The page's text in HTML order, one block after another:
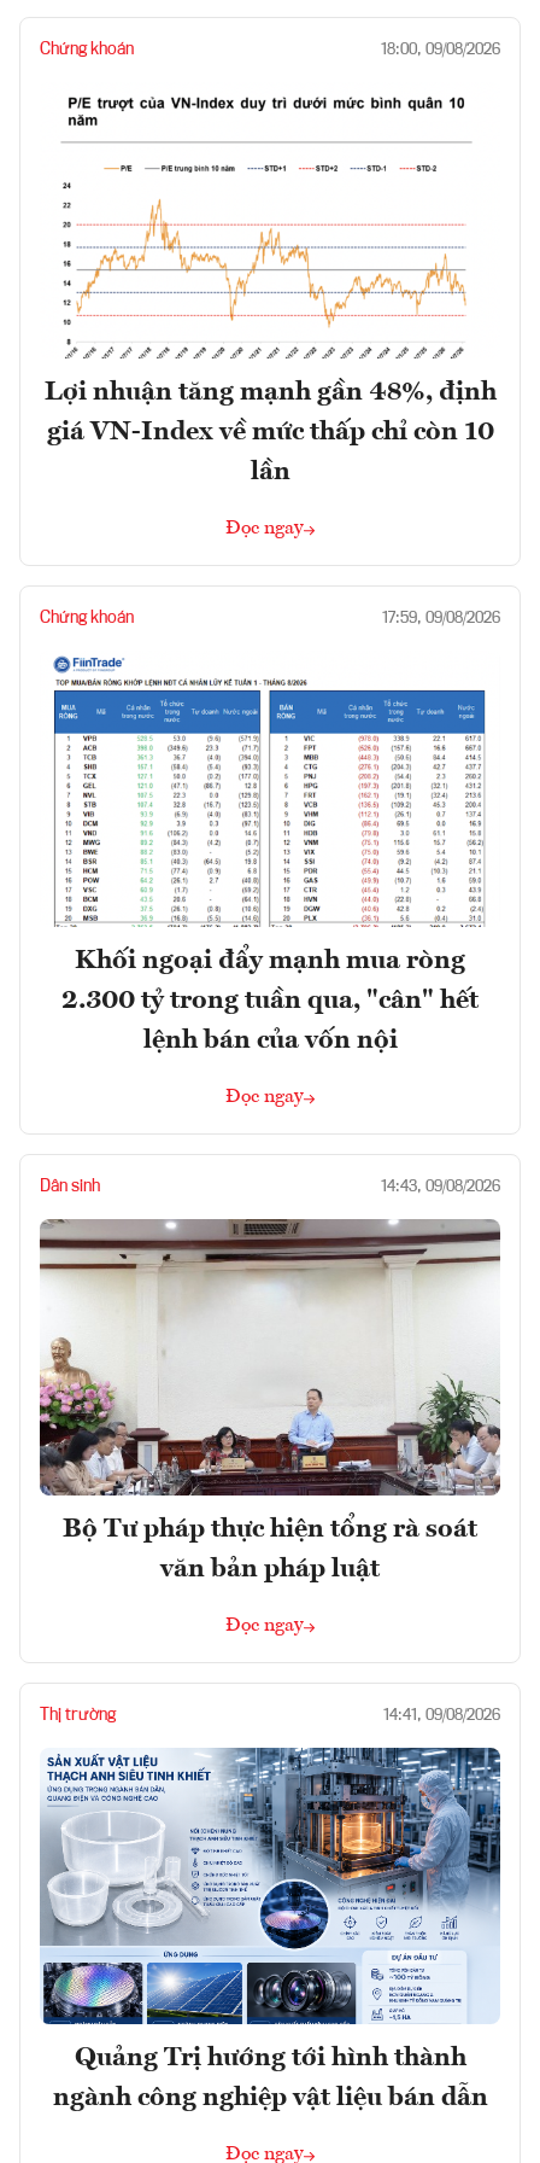
Chứng khoán 18:00, 09/08/2026
Lợi nhuận tăng mạnh gần 48%, định
giá VN-Index về mức thấp chỉ còn 10
lần
Đọc ngay
Chứng khoán 17:59, 09/08/2026
Khối ngoại đẩy mạnh mua ròng
2.300 tỷ trong tuần qua, "cân" hết
lệnh bán của vốn nội
Đọc ngay
Dân sinh 14:43, 09/08/2026
Bộ Tư pháp thực hiện tổng rà soát
văn bản pháp luật
Đọc ngay
Thị trường 14:41, 09/08/2026
Quảng Trị hướng tới hình thành
ngành công nghiệp vật liệu bán dẫn
Đọc ngay